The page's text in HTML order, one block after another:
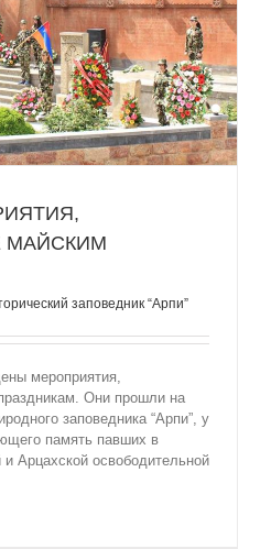
заповедник “Арпи”
мероприятия,
Они прошли на
заповедника “Арпи”, у
память павших в
Арцахской освободительной